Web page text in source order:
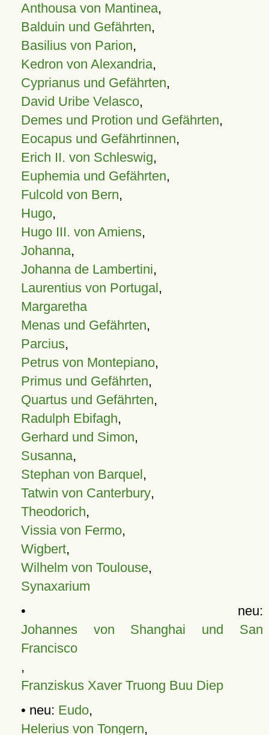
Anthousa von Mantinea,
Balduin und Gefährten,
Basilius von Parion,
Kedron von Alexandria,
Cyprianus und Gefährten,
David Uribe Velasco,
Demes und Protion und Gefährten,
Eocapus und Gefährtinnen,
Erich II. von Schleswig,
Euphemia und Gefährten,
Fulcold von Bern,
Hugo,
Hugo III. von Amiens,
Johanna,
Johanna de Lambertini,
Laurentius von Portugal,
Margaretha
Menas und Gefährten,
Parcius,
Petrus von Montepiano,
Primus und Gefährten,
Quartus und Gefährten,
Radulph Ebifagh,
Gerhard und Simon,
Susanna,
Stephan von Barquel,
Tatwin von Canterbury,
Theodorich,
Vissia von Fermo,
Wigbert,
Wilhelm von Toulouse,
Synaxarium
• neu:
Johannes von Shanghai und San
Francisco
,
Franziskus Xaver Truong Buu Diep
• neu: Eudo,
Helerius von Tongern,